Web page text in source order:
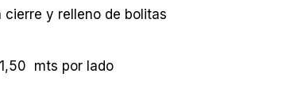
cierre y relleno de bolitas
mts por lado